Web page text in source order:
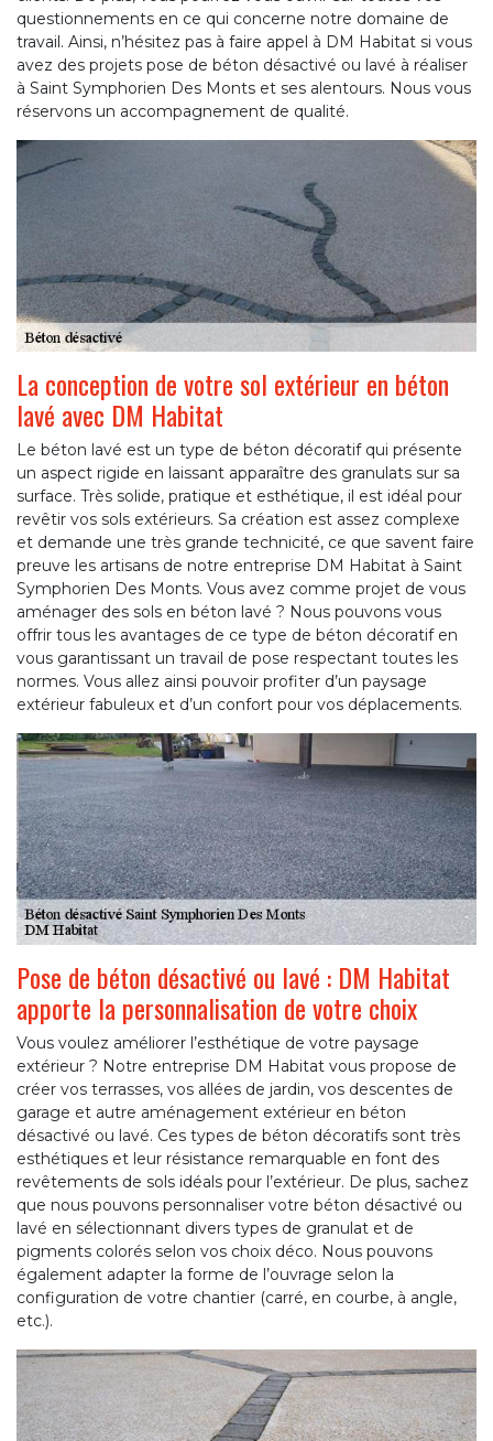
questionnements en ce qui concerne notre domaine de
travail. Ainsi, n’hésitez pas à faire appel à DM Habitat si vous
avez des projets pose de béton désactivé ou lavé à réaliser
à Saint Symphorien Des Monts et ses alentours. Nous vous
réservons un accompagnement de qualité.
La conception de votre sol extérieur en béton
lavé avec DM Habitat
Le béton lavé est un type de béton décoratif qui présente
un aspect rigide en laissant apparaître des granulats sur sa
surface. Très solide, pratique et esthétique, il est idéal pour
revêtir vos sols extérieurs. Sa création est assez complexe
et demande une très grande technicité, ce que savent faire
preuve les artisans de notre entreprise DM Habitat à Saint
Symphorien Des Monts. Vous avez comme projet de vous
aménager des sols en béton lavé ? Nous pouvons vous
offrir tous les avantages de ce type de béton décoratif en
vous garantissant un travail de pose respectant toutes les
normes. Vous allez ainsi pouvoir profiter d’un paysage
extérieur fabuleux et d’un confort pour vos déplacements.
Pose de béton désactivé ou lavé : DM Habitat
apporte la personnalisation de votre choix
Vous voulez améliorer l’esthétique de votre paysage
extérieur ? Notre entreprise DM Habitat vous propose de
créer vos terrasses, vos allées de jardin, vos descentes de
garage et autre aménagement extérieur en béton
désactivé ou lavé. Ces types de béton décoratifs sont très
esthétiques et leur résistance remarquable en font des
revêtements de sols idéals pour l’extérieur. De plus, sachez
que nous pouvons personnaliser votre béton désactivé ou
lavé en sélectionnant divers types de granulat et de
pigments colorés selon vos choix déco. Nous pouvons
également adapter la forme de l’ouvrage selon la
configuration de votre chantier (carré, en courbe, à angle,
etc.).